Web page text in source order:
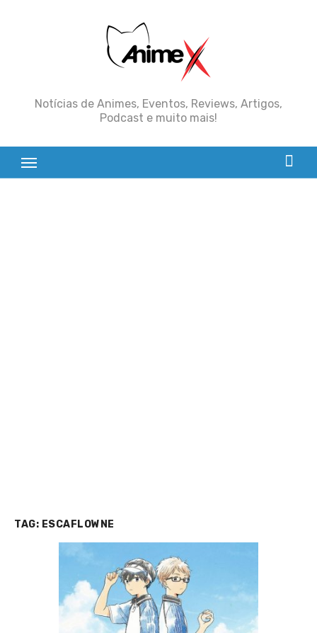
Notícias de Animes, Eventos, Reviews, Artigos,
Podcast e muito mais!
TAG: ESCAFLOWNE